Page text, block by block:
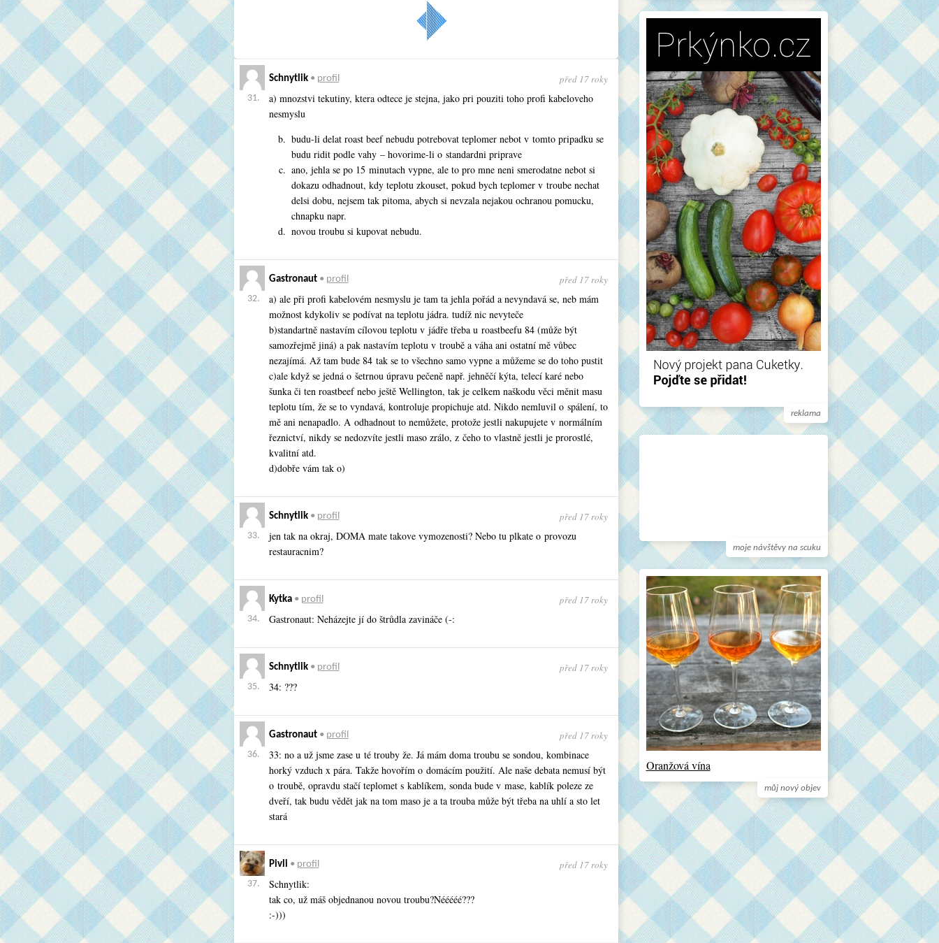
31.
Schnytlik• profil před 17 roky
a) mnozstvi tekutiny, ktera odtece je stejna, jako pri pouziti toho profi kabeloveho
nesmyslu
budu-li delat roast beef nebudu potrebovat teplomer nebot v tomto pripadku se
budu ridit podle vahy – hovorime-li o standardni priprave
ano, jehla se po 15 minutach vypne, ale to pro mne neni smerodatne nebot si
dokazu odhadnout, kdy teplotu zkouset, pokud bych teplomer v troube nechat
delsi dobu, nejsem tak pitoma, abych si nevzala nejakou ochranou pomucku,
chnapku napr.
novou troubu si kupovat nebudu.
32.
Gastronaut• profil před 17 roky
a) ale při profi kabelovém nesmyslu je tam ta jehla pořád a nevyndavá se, neb mám
možnost kdykoliv se podívat na teplotu jádra. tudíž nic nevyteče
b)standartně nastavím cílovou teplotu v jádře třeba u roastbeefu 84 (může být
samozřejmě jiná) a pak nastavím teplotu v troubě a váha ani ostatní mě vůbec
nezajímá. Až tam bude 84 tak se to všechno samo vypne a můžeme se do toho pustit
c)ale když se jedná o šetrnou úpravu pečeně např. jehněčí kýta, telecí karé nebo
šunka či ten roastbeef nebo ještě Wellington, tak je celkem naškodu věci měnit masu
teplotu tím, že se to vyndavá, kontroluje propichuje atd. Nikdo nemluvil o spálení, to
mě ani nenapadlo. A odhadnout to nemůžete, protože jestli nakupujete v normálním
řeznictví, nikdy se nedozvíte jestli maso zrálo, z čeho to vlastně jestli je prorostlé,
kvalitní atd.
d)dobře vám tak o)
33.
Schnytlik• profil před 17 roky
jen tak na okraj, DOMA mate takove vymozenosti? Nebo tu plkate o provozu
restauracnim?
34.
Kytka• profil před 17 roky
Gastronaut: Neházejte jí do štrůdla zavináče (-:
35.
Schnytlik• profil před 17 roky
34: ???
36.
Gastronaut• profil před 17 roky
33: no a už jsme zase u té trouby že. Já mám doma troubu se sondou, kombinace
horký vzduch x pára. Takže hovořím o domácím použití. Ale naše debata nemusí být
o troubě, opravdu stačí teplomet s kablíkem, sonda bude v mase, kablík poleze ze
dveří, tak budu vědět jak na tom maso je a ta trouba může být třeba na uhlí a sto let
stará
37.
Pivli • profil před 17 roky
Schnytlik:
tak co, už máš objednanou novou troubu?Nééééé???
:-)))
reklama
moje návštěvy na scuku
můj nový objev
Oranžová vína